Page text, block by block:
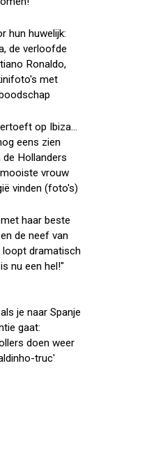
hun huwelijk:
de verloofde
Ronaldo,
met
op Ibiza...
eens zien
Hollanders
vrouw
vinden (foto's)
haar beste
de neef van
loopt dramatisch
nu een hel!"
je naar Spanje
gaat:
doen weer
truc'